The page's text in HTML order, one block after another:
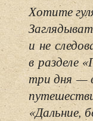
Хотите
и не
в разделе
три дня —
«Дальние,